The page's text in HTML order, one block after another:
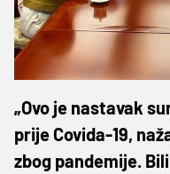
„Ovo je nastavak
prije Covida-19,
zbog pandemije.